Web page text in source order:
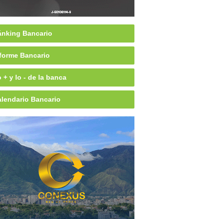
Bancario
Bancario
+ y lo - de la banca
Bancario